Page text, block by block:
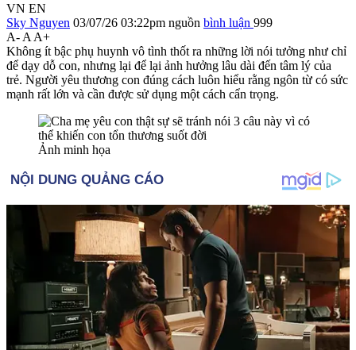
VN EN
Sky Nguyen 03/07/26 03:22pm nguồn bình luận 999
A- A A+
Không ít bậc phụ huynh vô tình thốt ra những lời nói tưởng như chỉ
để dạy dỗ con, nhưng lại để lại ảnh hưởng lâu dài đến tâm lý của
trẻ. Người yêu thương con đúng cách luôn hiểu rằng ngôn từ có sức
mạnh rất lớn và cần được sử dụng một cách cẩn trọng.
Ảnh minh họa